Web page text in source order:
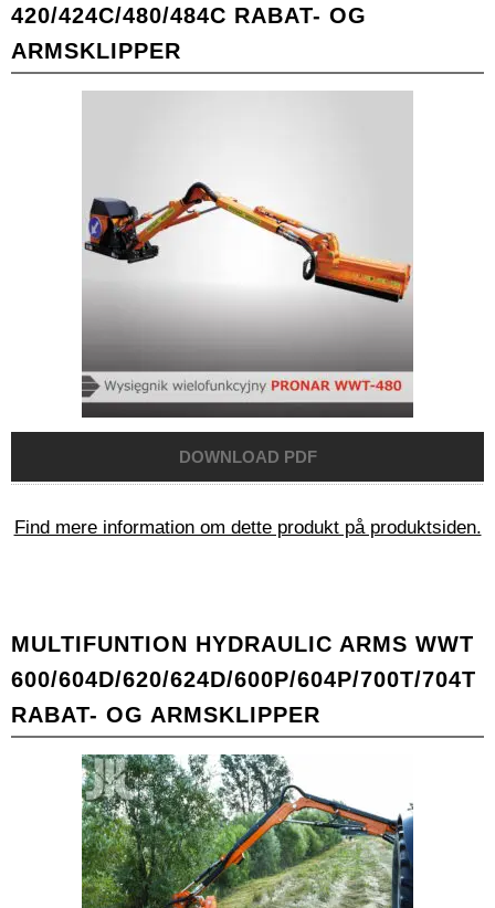
420/424C/480/484C RABAT- OG
ARMSKLIPPER
Find mere information om dette produkt på produktsiden.
MULTIFUNTION HYDRAULIC ARMS WWT
600/604D/620/624D/600P/604P/700T/704T
RABAT- OG ARMSKLIPPER